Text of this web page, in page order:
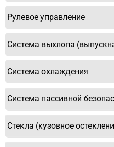
Рулевое управление
Система выхлопа
Система охлаждения
Система пассивной
Стекла (кузовное